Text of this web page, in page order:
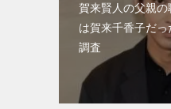
賀来賢人の父親
は賀来千香子だ
調査